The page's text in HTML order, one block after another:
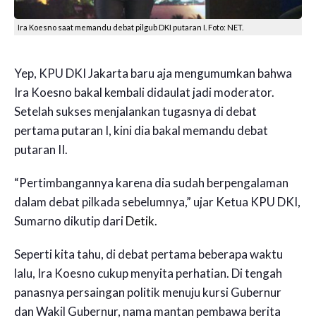
Ira Koesno saat memandu debat pilgub DKI putaran I. Foto: NET.
Yep, KPU DKI Jakarta baru aja mengumumkan bahwa
Ira Koesno bakal kembali didaulat jadi moderator.
Setelah sukses menjalankan tugasnya di debat
pertama putaran I, kini dia bakal memandu debat
putaran II.
“Pertimbangannya karena dia sudah berpengalaman
dalam debat pilkada sebelumnya,” ujar Ketua KPU DKI,
Sumarno dikutip dariDetik.
Seperti kita tahu, di debat pertama beberapa waktu
lalu, Ira Koesno cukup menyita perhatian. Di tengah
panasnya persaingan politik menuju kursi Gubernur
dan Wakil Gubernur, nama mantan pembawa berita